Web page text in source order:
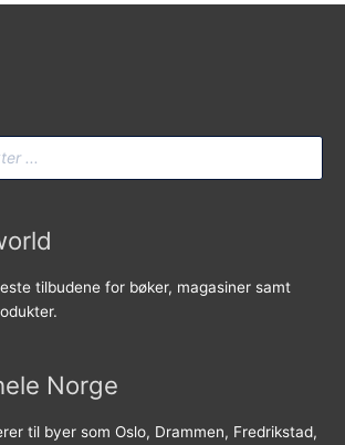
tilbudene for bøker, magasiner samt
Norge
til byer som Oslo, Drammen, Fredrikstad,